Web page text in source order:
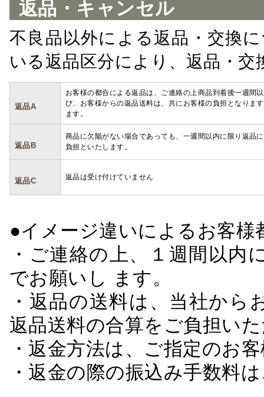
返品・キャンセル
不良品以外による返品・交換
いる返品区分により、返品・
返品A
お客様の都合による返品は、ご連絡の上商品到着後一週間
び、お客様からの返品送料は、共にお客様の負担となりま
ます。
返品B
商品に欠陥がない場合であっても、一週間以内に限り返品
負担といたします。
返品C 返品は受け付けていません
●イメージ違いによるお客
・ご連絡の上、１週間以
でお願いし ます。
・返品の送料は、当社か
返品送料の合算をご負担い
・返金方法は、ご指定のお
・返金の際の振込み手数料